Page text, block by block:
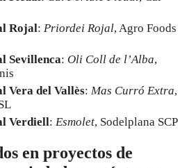
Rojal: Priordei Rojal, Agro Foods
Sevillenca: Oli Coll de l’Alba,
Vera del Vallès: Mas Curró Extra,
Verdiell: Esmolet, Sodelplana SCP
en proyectos de